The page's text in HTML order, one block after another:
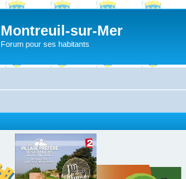
Montreuil-sur-Mer
Forum pour ses habitants